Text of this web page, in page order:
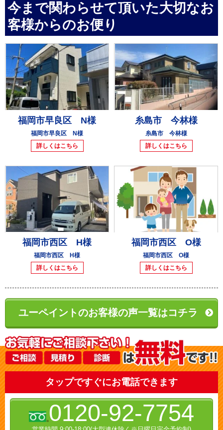
今まで関わらせて頂いた大切なお
客様からのお便り
福岡市早良区 N様
福岡市早良区 N様
詳しくはこちら
糸島市 今林様
糸島市 今林様
詳しくはこちら
福岡市西区 H様
福岡市西区 H様
詳しくはこちら
福岡市西区 O様
福岡市西区 O様
詳しくはこちら
ユーペイントのお客様の声一覧はコチラ
タップですぐにお電話できます
0120-92-7754